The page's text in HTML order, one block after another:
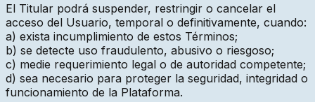
El Titular podrá suspender, restringir o cancelar el
acceso del Usuario, temporal o definitivamente, cuando:
a) exista incumplimiento de estos Términos;
b) se detecte uso fraudulento, abusivo o riesgoso;
c) medie requerimiento legal o de autoridad competente;
d) sea necesario para proteger la seguridad, integridad o
funcionamiento de la Plataforma.